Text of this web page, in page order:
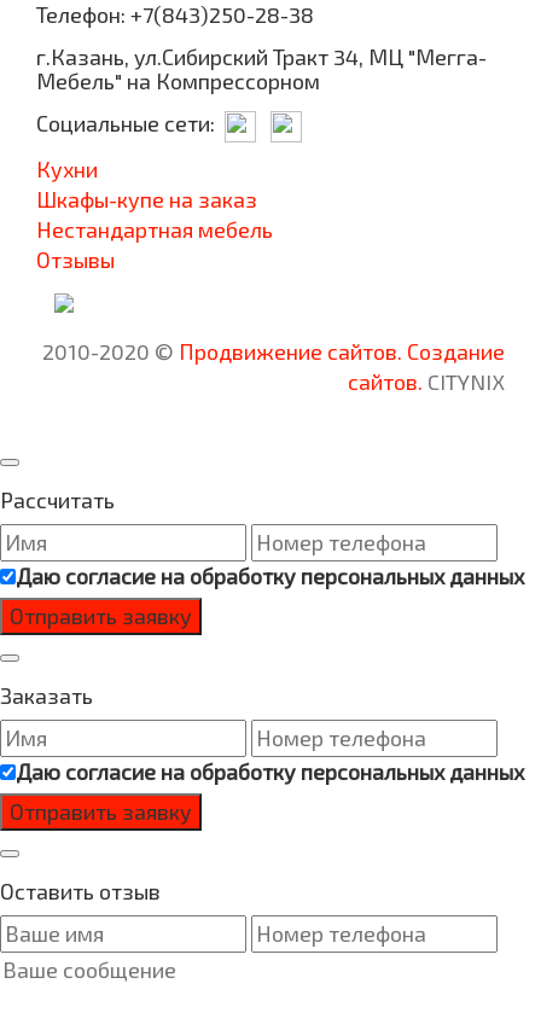
Телефон: +7(843)250-28-38
г.Казань, ул.Сибирский Тракт 34, МЦ "Мегга-
Мебель" на Компрессорном
Социальные сети:
Кухни
Шкафы-купе на заказ
Нестандартная мебель
Отзывы
2010-2020 © Продвижение сайтов. Создание
сайтов. CITYNIX
Рассчитать
Даю согласие на обработку персональных данных
Заказать
Даю согласие на обработку персональных данных
Оставить отзыв